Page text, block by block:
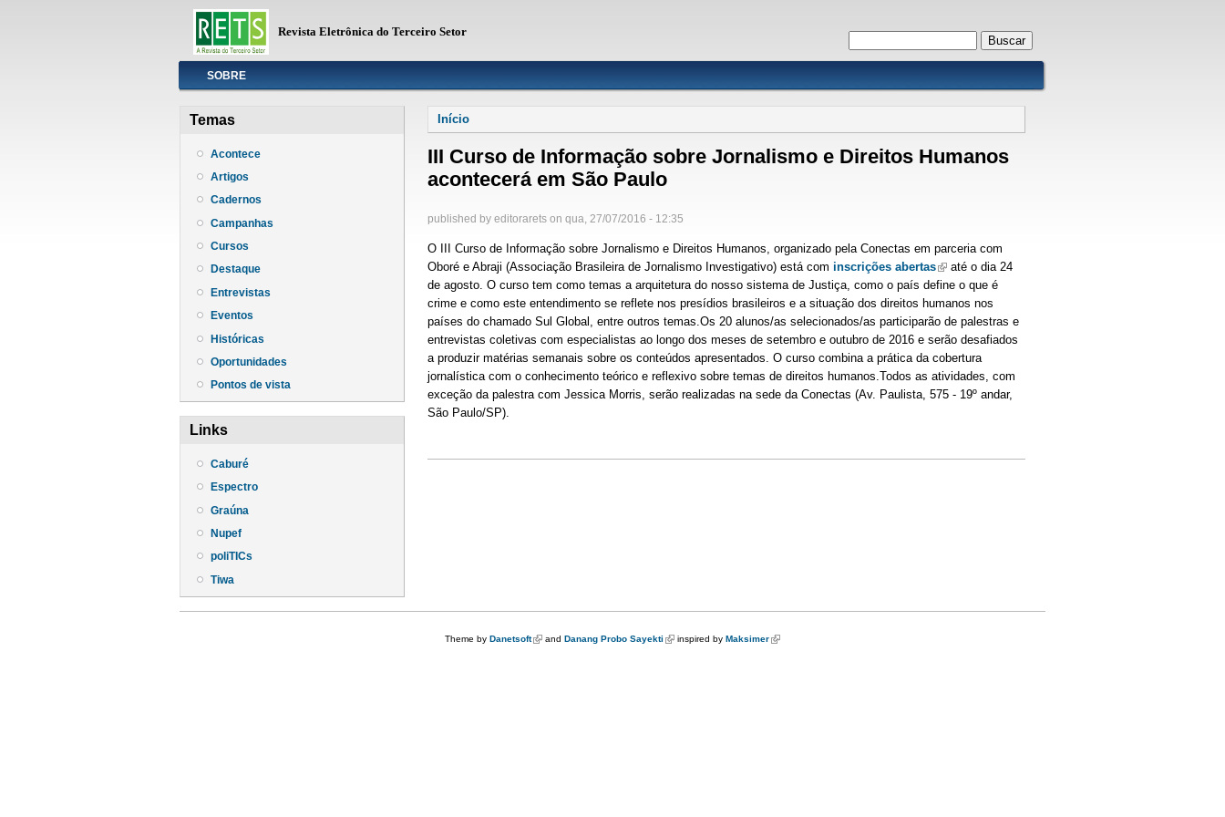
Revista Eletrônica do Terceiro Setor Formulário de busca
InfoSOBRE
Temas
Acontece
Artigos
Cadernos
Campanhas
Cursos
Destaque
Entrevistas
Eventos
Históricas
Oportunidades
Pontos de vista
Links
Caburé
Espectro
Graúna
Nupef
poliTICs
Tiwa
Você está aqui
Início
III Curso de Informação sobre Jornalismo e Direitos Humanos
acontecerá em São Paulo
published by editorarets on qua, 27/07/2016 - 12:35
O III Curso de Informação sobre Jornalismo e Direitos Humanos, organizado pela Conectas em parceria com
Oboré e Abraji (Associação Brasileira de Jornalismo Investigativo) está com inscrições abertas(link is external)
até o dia 24
de agosto. O curso tem como temas a arquitetura do nosso sistema de Justiça, como o país define o que é
crime e como este entendimento se reflete nos presídios brasileiros e a situação dos direitos humanos nos
países do chamado Sul Global, entre outros temas.Os 20 alunos/as selecionados/as participarão de palestras e
entrevistas coletivas com especialistas ao longo dos meses de setembro e outubro de 2016 e serão desafiados
a produzir matérias semanais sobre os conteúdos apresentados. O curso combina a prática da cobertura
jornalística com o conhecimento teórico e reflexivo sobre temas de direitos humanos.Todos as atividades, com
exceção da palestra com Jessica Morris, serão realizadas na sede da Conectas (Av. Paulista, 575 - 19º andar,
São Paulo/SP).
Theme by Danetsoft(link is external)
and Danang Probo Sayekti (link is external)
inspired by Maksimer(link is external)